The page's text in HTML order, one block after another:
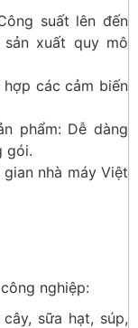
suất lên đến
xuất quy mô
các cảm biến
phẩm: Dễ dàng
gói.
nhà máy Việt
nghiệp:
sữa hạt, súp,